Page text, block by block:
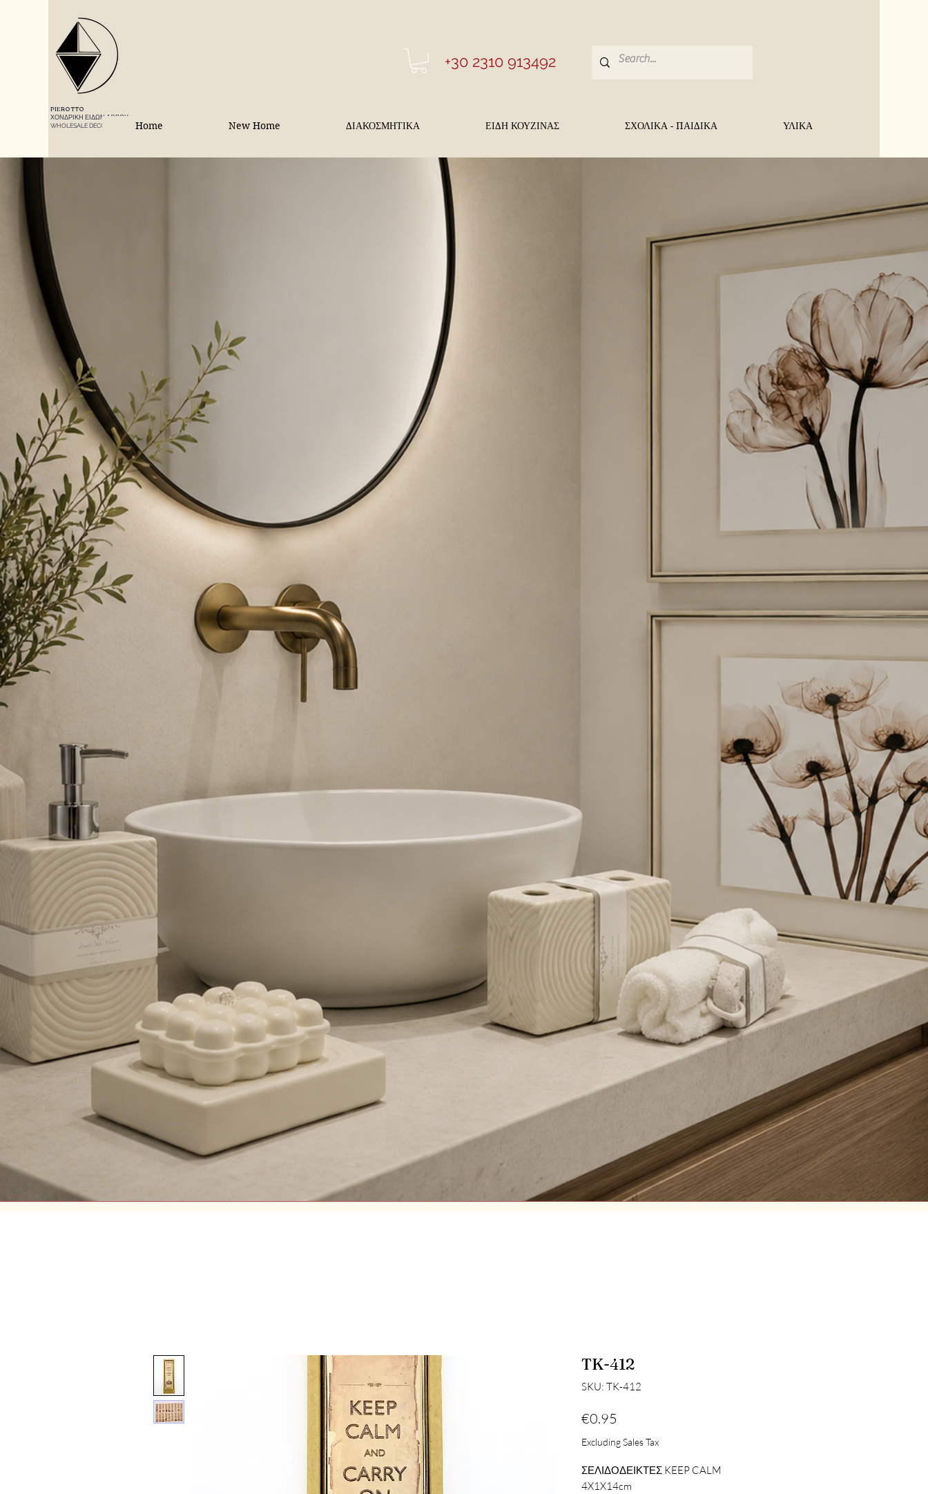
PIEROTTO
ΧΟΝΔΡΙΚΗ ΕΙΔΩΝ ΔΩΡΟΥ
WHOLESALE DECORATIONS
+30 2310 913492
Home New Home ΔΙΑΚΟΣΜΗΤΙΚΑ ΕΙΔΗ ΚΟΥΖΙΝΑΣ ΣΧΟΛΙΚΑ - ΠΑΙΔΙΚΑ ΥΛΙΚΑ
TK-412
SKU: TK-412
€0.95
Excluding Sales Tax
ΣΕΛΙΔΟΔΕΙΚΤΕΣ KEEP CALM
4X1X14cm